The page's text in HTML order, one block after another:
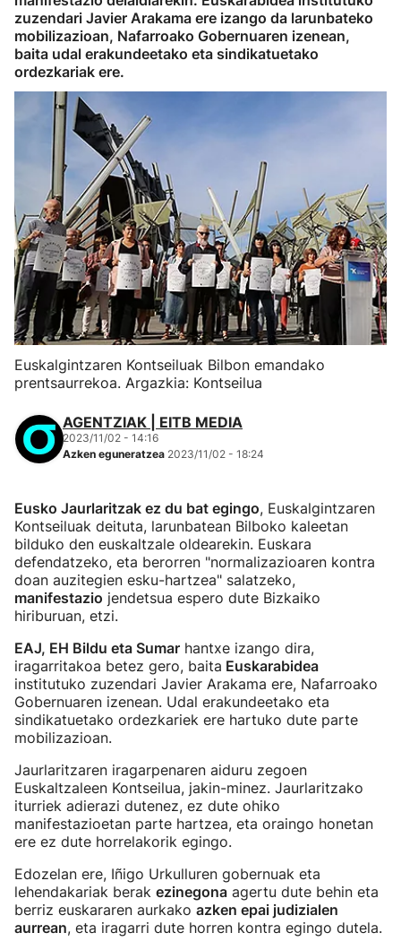
zuzendari Javier Arakama ere izango da larunbateko
mobilizazioan, Nafarroako Gobernuaren izenean,
baita udal erakundeetako eta sindikatuetako
ordezkariak ere.
Euskalgintzaren Kontseiluak Bilbon emandako
prentsaurrekoa. Argazkia: Kontseilua
AGENTZIAK | EITB MEDIA
2023/11/02 - 14:16
Azken eguneratzea 2023/11/02 - 18:24
Eusko Jaurlaritzak ez du bat egingo, Euskalgintzaren
Kontseiluak deituta, larunbatean Bilboko kaleetan
bilduko den euskaltzale oldearekin. Euskara
defendatzeko, eta berorren "normalizazioaren kontra
doan auzitegien esku-hartzea" salatzeko,
manifestazio jendetsua espero dute Bizkaiko
hiriburuan, etzi.
EAJ, EH Bildu eta Sumar hantxe izango dira,
iragarritakoa betez gero, baita Euskarabidea
institutuko zuzendari Javier Arakama ere, Nafarroako
Gobernuaren izenean. Udal erakundeetako eta
sindikatuetako ordezkariek ere hartuko dute parte
mobilizazioan.
Jaurlaritzaren iragarpenaren aiduru zegoen
Euskaltzaleen Kontseilua, jakin-minez. Jaurlaritzako
iturriek adierazi dutenez, ez dute ohiko
manifestazioetan parte hartzea, eta oraingo honetan
ere ez dute horrelakorik egingo.
Edozelan ere, Iñigo Urkulluren gobernuak eta
lehendakariak berak ezinegona agertu dute behin eta
berriz euskararen aurkako azken epai judizialen
aurrean, eta iragarri dute horren kontra egingo dutela.